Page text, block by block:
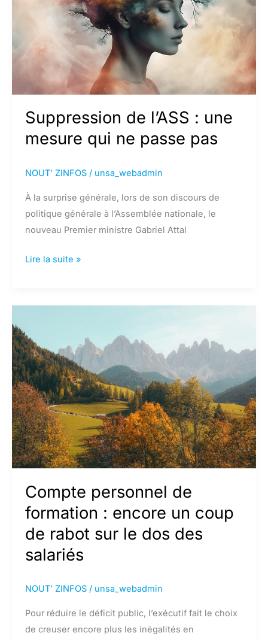
municipale
attentes
sociales
toujours ignorée
Suppression de l’ASS : une
mesure qui ne passe pas
NOUT’ ZINFOS/ unsa_webadmin
À la surprise générale, lors de son discours de
politique générale à l’Assemblée nationale, le
nouveau Premier ministre Gabriel Attal
Suppression
une
qui
ne
passe
pas
Lire la suite »
Compte personnel de
formation : encore un coup
de rabot sur le dos des
salariés
NOUT’ ZINFOS/ unsa_webadmin
Pour réduire le déficit public, l’exécutif fait le choix
de creuser encore plus les inégalités en